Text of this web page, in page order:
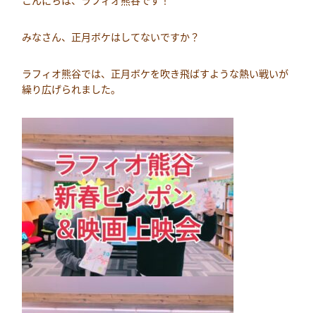
みなさん、正月ボケはしてないですか？
ラフィオ熊谷では、正月ボケを吹き飛ばすような熱い戦いが
繰り広げられました。